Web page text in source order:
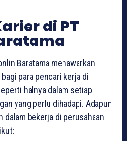
di PT
Baratama menawarkan
para pencari kerja di
halnya dalam setiap
yang perlu dihadapi. Adapun
dalam bekerja di perusahaan